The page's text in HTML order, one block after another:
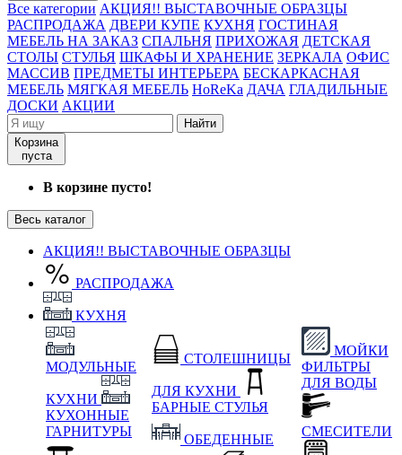
Все категории АКЦИЯ!! ВЫСТАВОЧНЫЕ ОБРАЗЦЫ
РАСПРОДАЖА ДВЕРИ КУПЕ КУХНЯ ГОСТИНАЯ
МЕБЕЛЬ НА ЗАКАЗ СПАЛЬНЯ ПРИХОЖАЯ ДЕТСКАЯ
СТОЛЫ СТУЛЬЯ ШКАФЫ И ХРАНЕНИЕ ЗЕРКАЛА ОФИС
МАССИВ ПРЕДМЕТЫ ИНТЕРЬЕРА БЕСКАРКАСНАЯ
МЕБЕЛЬ МЯГКАЯ МЕБЕЛЬ HoReKa ДАЧА ГЛАДИЛЬНЫЕ
ДОСКИ АКЦИИ
Найти
Корзина
пуста
В корзине пусто!
Весь каталог
АКЦИЯ!! ВЫСТАВОЧНЫЕ ОБРАЗЦЫ
РАСПРОДАЖА
КУХНЯ
МОДУЛЬНЫЕ
КУХНИ
КУХОННЫЕ
ГАРНИТУРЫ
СТОЛЕШНИЦЫ
ДЛЯ КУХНИ
БАРНЫЕ СТУЛЬЯ
ОБЕДЕННЫЕ
МОЙКИ
ФИЛЬТРЫ
ДЛЯ ВОДЫ
СМЕСИТЕЛИ